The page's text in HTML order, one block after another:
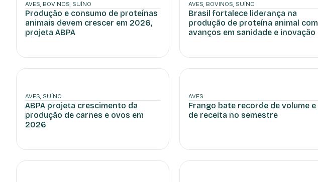
AVES, BOVINOS, SUÍNO
Produção e consumo de proteínas
animais devem crescer em 2026,
projeta ABPA
AVES, BOVINOS, SUÍNO
Brasil fortalece liderança na
produção de proteína animal com
avanços em sanidade e inovação
AVES, SUÍNO
ABPA projeta crescimento da
produção de carnes e ovos em
2026
AVES
Frango bate recorde de volume e
de receita no semestre